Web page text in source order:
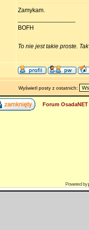
Zamykam.
BOFH
To nie jest takie proste.
Wyświetl posty z ostatnich:
Forum
Powered by